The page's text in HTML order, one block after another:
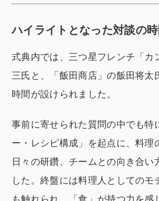
ハイライトとなった対談の時
式典内では、三つ星フレンチ「カ
三氏と、「飯田商店」の飯田将太
時間が設けられました。
事前に寄せられた質問の中でも特
ー・レシピ構成」を起点に、料理
日々の研鑽、チームとの向き合い
した。終盤には料理人としてのモ